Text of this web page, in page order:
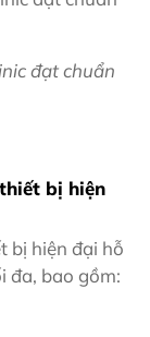
đạt chuẩn
bị hiện
bị hiện đại hỗ
đa, bao gồm: